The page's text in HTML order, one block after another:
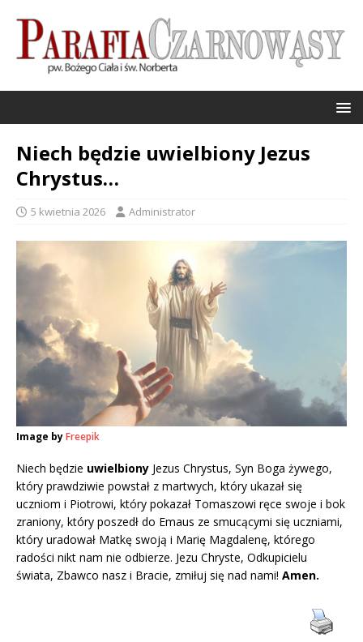
Niech będzie uwielbiony Jezus
Chrystus…
5 kwietnia 2026 Administrator
Image byFreepik
Niech będzie uwielbiony Jezus Chrystus, Syn Boga żywego,
który prawdziwie powstał z martwych, który ukazał się
uczniom i Piotrowi, który pokazał Tomaszowi ręce swoje i bok
zraniony, który poszedł do Emaus ze smucącymi się uczniami,
który uradował Matkę swoją i Marię Magdalenę, którego
radości nikt nam nie odbierze. Jezu Chryste, Odkupicielu
świata, Zbawco nasz i Bracie, zmiłuj się nad nami! Amen.